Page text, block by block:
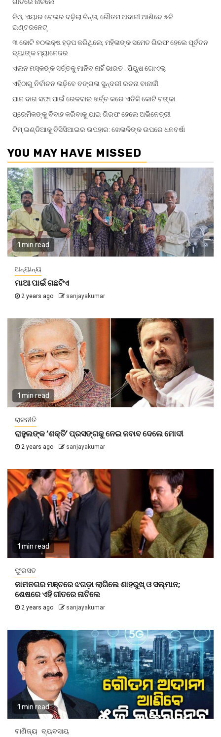
ଜିଓ, ଏୟାର ଟେଲର ବଢ଼ିଲା ଚିନ୍ତା, ଗୌତମ ଅଦାନୀ ଆଣି‌ବେ ୫ଜି
ଇଣ୍ଟରନେଟ୍
୩ କୋଟି ୭୦ଲକ୍ଷ ହଡ଼ପ କରିଥିଲେ; ମହିଳାଙ୍କ ସମେତ ଗିରଫ ହେଲେ ପୂର୍ବତନ
ବ୍ୟାଙ୍କ ମ୍ୟାନେଜର
ଏଲନ ମସ୍କଙ୍କ ସର୍ତ୍ତକୁ ମାନିବ ନାହିଁ ଭାରତ : ପିୟୁଷ ଗୋଏଲ୍
ଏହିଠାରୁ ନିର୍ବାଚନ ଲଢ଼ିବେ ବଙ୍ଗଳା ସୁନ୍ଦରୀ ରଚନା ବାନାର୍ଜୀ
ପାନ ଦାଗ ସଫା ପାଇଁ ରେଳବାଇ ଖର୍ଚ୍ଚ କରେ ଏତିକି କୋଟି ଟଙ୍କା
ପ୍ରେମିକଙ୍କୁ ବିବାହ କରିବାକୁ ଯାଇ ଗିରଫ ହେଲେ ଅଭିନେତ୍ରୀ
ଟିମ୍ ଇଣ୍ଡିଆକୁ ବିସିସିଆଇର ଉପହାର: ଖେଳାଳିଙ୍କ ଉପରେ ଧନବର୍ଷା
YOU MAY HAVE MISSED
1 min read
ଅନ୍ୟାନ୍ୟ
ମାଆ ପାଇଁ ଗଛଟିଏ
2 years ago sanjayakumar
1 min read
ରାଜନୀତି
ରାହୁଲଙ୍କ ‘ଶକ୍ତି’ ପ୍ରସଙ୍ଗକୁ ନେଇ ଜବାବ ଦେଲେ ମୋଦୀ
2 years ago sanjayakumar
1 min read
ଫୁରସତ
ଜାମନଗର ମଞ୍ଚରେ ଝଗଡ଼ା ଲାଗିଲେ ଶାହରୁଖ୍‌ ଓ ସଲ୍‌ମାନ;
ଶେଷରେ ଏହି ଗୀତରେ ନାଚିଲେ
2 years ago sanjayakumar
1 min read
ବାଣିଜ୍ୟ ବ୍ୟବସାୟ